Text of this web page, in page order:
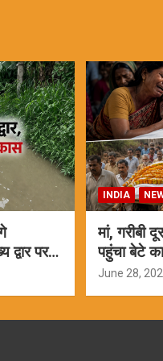
पर
INDIA
मां, गरीबी
पहुंचा बेटे
June 28,